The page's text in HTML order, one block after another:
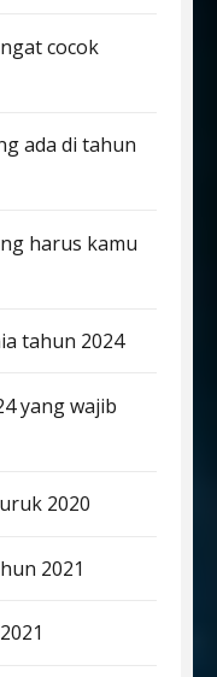
cocok
ada di tahun
harus kamu
tahun 2024
yang wajib
2020
2021